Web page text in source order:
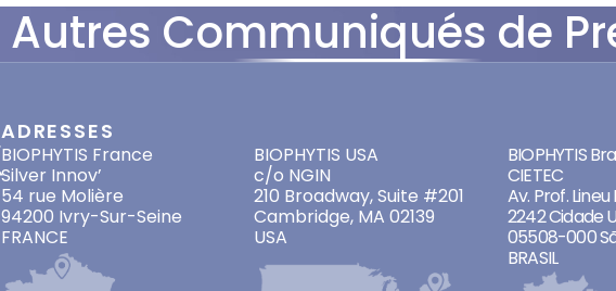
Autres Communiqués de
ADRESSES
BIOPHYTIS France
Silver Innov’
54 rue Molière
94200 Ivry-Sur-Seine
FRANCE
BIOPHYTIS USA
c/o NGIN
210 Broadway, Suite #201
Cambridge, MA 02139
USA
BIOPHYTIS
CIETEC
Av. Prof.
2242 Cidade
05508-000
BRASIL